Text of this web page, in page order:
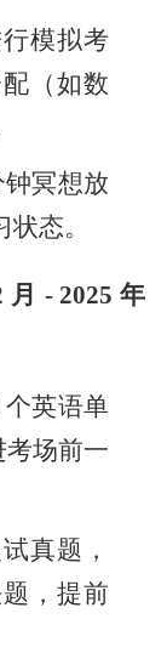
模拟考
（如数
冥想放
态。
月 - 2025 年
英语单
场前一
真题，
，提前